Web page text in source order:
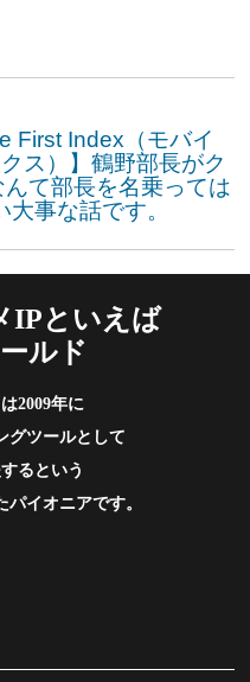
First Index（モバイ
ス）】鶴野部長がク
て部長を名乗っては
事な話です。
IPといえば
ルド
2009年に
グツールとして
るという
イオニアです。